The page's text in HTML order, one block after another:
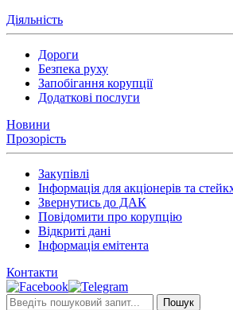
Діяльність
Дороги
Безпека руху
Запобігання корупції
Додаткові послуги
Новини
Прозорість
Закупівлі
Інформація для акціонерів та
Звернутись до ДАК
Повідомити про корупцію
Відкриті дані
Інформація емітента
Контакти
Пошук